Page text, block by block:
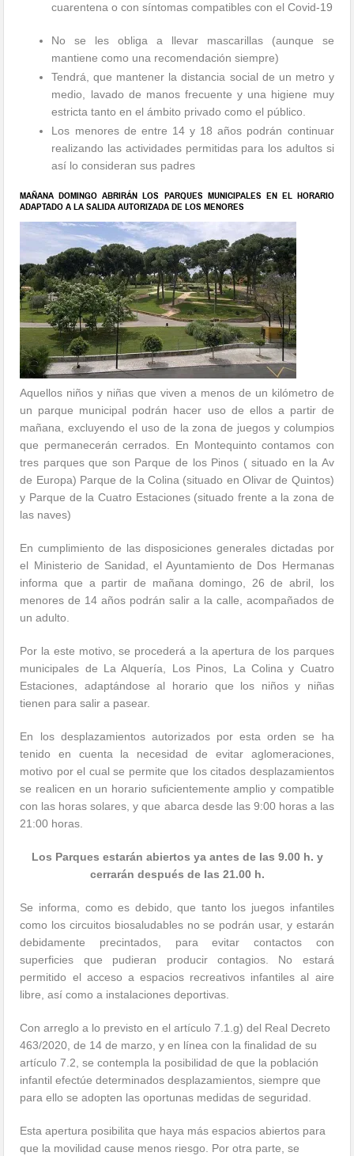
cuarentena o con síntomas compatibles con el Covid-19
No se les obliga a llevar mascarillas (aunque se
mantiene como una recomendación siempre)
Tendrá, que mantener la distancia social de un metro y
medio, lavado de manos frecuente y una higiene muy
estricta tanto en el ámbito privado como el público.
Los menores de entre 14 y 18 años podrán continuar
realizando las actividades permitidas para los adultos si
así lo consideran sus padres
MAÑANA DOMINGO ABRIRÁN LOS PARQUES MUNICIPALES EN EL HORARIO
ADAPTADO A LA SALIDA AUTORIZADA DE LOS MENORES
Aquellos niños y niñas que viven a menos de un kilómetro de
un parque municipal podrán hacer uso de ellos a partir de
mañana, excluyendo el uso de la zona de juegos y columpios
que permanecerán cerrados. En Montequinto contamos con
tres parques que son Parque de los Pinos ( situado en la Av
de Europa) Parque de la Colina (situado en Olivar de Quintos)
y Parque de la Cuatro Estaciones (situado frente a la zona de
las naves)
En cumplimiento de las disposiciones generales dictadas por
el Ministerio de Sanidad, el Ayuntamiento de Dos Hermanas
informa que a partir de mañana domingo, 26 de abril, los
menores de 14 años podrán salir a la calle, acompañados de
un adulto.
Por la este motivo, se procederá a la apertura de los parques
municipales de La Alquería, Los Pinos, La Colina y Cuatro
Estaciones, adaptándose al horario que los niños y niñas
tienen para salir a pasear.
En los desplazamientos autorizados por esta orden se ha
tenido en cuenta la necesidad de evitar aglomeraciones,
motivo por el cual se permite que los citados desplazamientos
se realicen en un horario suficientemente amplio y compatible
con las horas solares, y que abarca desde las 9:00 horas a las
21:00 horas.
Los Parques estarán abiertos ya antes de las 9.00 h. y
cerrarán después de las 21.00 h.
Se informa, como es debido, que tanto los juegos infantiles
como los circuitos biosaludables no se podrán usar, y estarán
debidamente precintados, para evitar contactos con
superficies que pudieran producir contagios. No estará
permitido el acceso a espacios recreativos infantiles al aire
libre, así como a instalaciones deportivas.
Con arreglo a lo previsto en el artículo 7.1.g) del Real Decreto
463/2020, de 14 de marzo, y en línea con la finalidad de su
artículo 7.2, se contempla la posibilidad de que la población
infantil efectúe determinados desplazamientos, siempre que
para ello se adopten las oportunas medidas de seguridad.
Esta apertura posibilita que haya más espacios abiertos para
que la movilidad cause menos riesgo. Por otra parte, se